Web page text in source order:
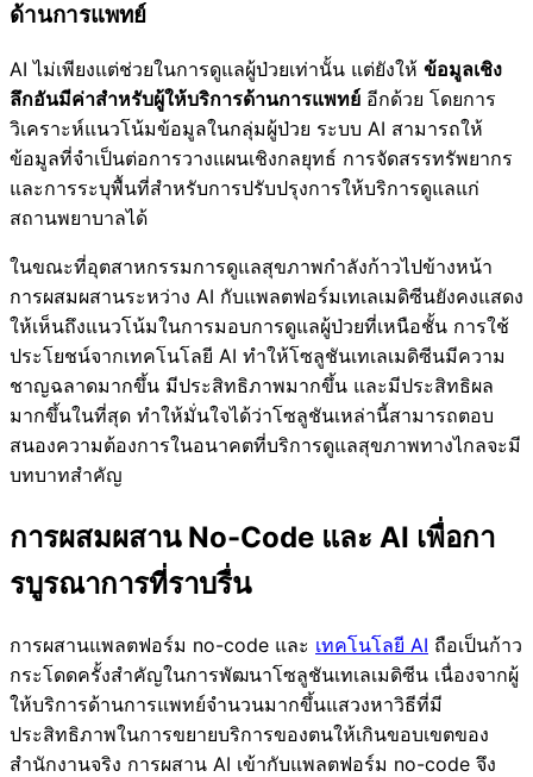
ด้านการแพทย์
AI ไม่เพียงแต่ช่วยในการดูแลผู้ป่วยเท่านั้น แต่ยังให้ ข้อมูลเชิง
ลึกอันมีค่าสำหรับผู้ให้บริการด้านการแพทย์ อีกด้วย โดยการ
วิเคราะห์แนวโน้มข้อมูลในกลุ่มผู้ป่วย ระบบ AI สามารถให้
ข้อมูลที่จำเป็นต่อการวางแผนเชิงกลยุทธ์ การจัดสรรทรัพยากร
และการระบุพื้นที่สำหรับการปรับปรุงการให้บริการดูแลแก่
สถานพยาบาลได้
ในขณะที่อุตสาหกรรมการดูแลสุขภาพกำลังก้าวไปข้างหน้า
การผสมผสานระหว่าง AI กับแพลตฟอร์มเทเลเมดิซีนยังคงแสดง
ให้เห็นถึงแนวโน้มในการมอบการดูแลผู้ป่วยที่เหนือชั้น การใช้
ประโยชน์จากเทคโนโลยี AI ทำให้โซลูชันเทเลเมดิซีนมีความ
ชาญฉลาดมากขึ้น มีประสิทธิภาพมากขึ้น และมีประสิทธิผล
มากขึ้นในที่สุด ทำให้มั่นใจได้ว่าโซลูชันเหล่านี้สามารถตอบ
สนองความต้องการในอนาคตที่บริการดูแลสุขภาพทางไกลจะมี
บทบาทสำคัญ
การผสมผสาน No-Code และ AI เพื่อกา
รบูรณาการที่ราบรื่น
การผสานแพลตฟอร์ม no-code และ เทคโนโลยี AI ถือเป็นก้าว
กระโดดครั้งสำคัญในการพัฒนาโซลูชันเทเลเมดิซีน เนื่องจากผู้
ให้บริการด้านการแพทย์จำนวนมากขึ้นแสวงหาวิธีที่มี
ประสิทธิภาพในการขยายบริการของตนให้เกินขอบเขตของ
สำนักงานจริง การผสาน AI เข้ากับแพลตฟอร์ม no-code จึง